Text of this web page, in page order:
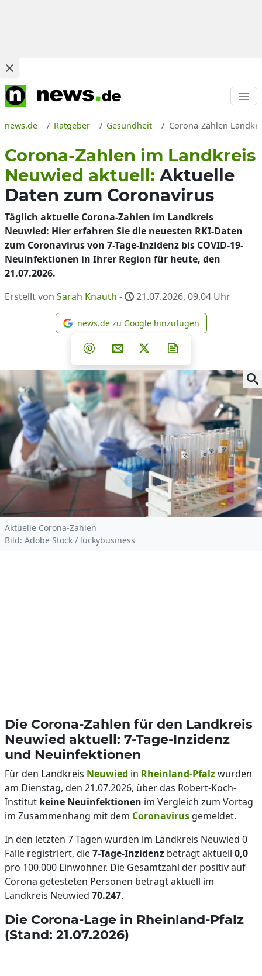
news.de Ratgeber Gesundheit Corona-Zahlen
Corona-Zahlen im Landkreis
Neuwied aktuell: Aktuelle
Daten zum Coronavirus
Täglich aktuelle Corona-Zahlen im Landkreis
Neuwied: Hier erfahren Sie die neuesten RKI-Daten
zum Coronavirus von 7-Tage-Inzidenz bis COVID-19-
Neuinfektionen in Ihrer Region für heute, den
21.07.2026.
Erstellt von Sarah Knauth - 21.07.2026, 09.04 Uhr
news.de zu Google
news.de zu Google hinzufügen
Teilen auf Facebook
Teilen auf Whatsapp
Teilen auf Telegram
Teilen auf Pinterest
Per E-Mail teilen
Post auf X
Aktuelle Corona-Zahlen
Bild: Adobe Stock / luckybusiness
Die Corona-Zahlen für den Landkreis
Neuwied aktuell: 7-Tage-Inzidenz
und Neuinfektionen
Für den Landkreis Neuwied in Rheinland-Pfalzwurden
am Dienstag, den 21.07.2026, über das Robert-Koch-
Institut keine Neuinfektionen im Vergleich zum Vortag
im Zusammenhang mit dem Coronavirus gemeldet.
In den letzten 7 Tagen wurden im Landkreis Neuwied 0
Fälle registriert, die7-Tage-Inzidenz beträgt aktuell 0,0
pro 100.000 Einwohner. Die Gesamtzahl der positiv auf
Corona getesteten Personen beträgt aktuell im
Landkreis Neuwied 70.247.
Die Corona-Lage in Rheinland-Pfalz
(Stand: 21.07.2026)